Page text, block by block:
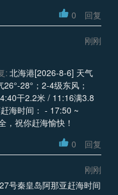
0 回复
刚刚
: 北海港[2026-8-6] 天气
28°；2-4级东风；
干2.2米 / 11:16满3.8
海时间： - 17:50 ~
，祝你赶海愉快！
0 回复
刚刚
号秦皇岛阿那亚赶海时间